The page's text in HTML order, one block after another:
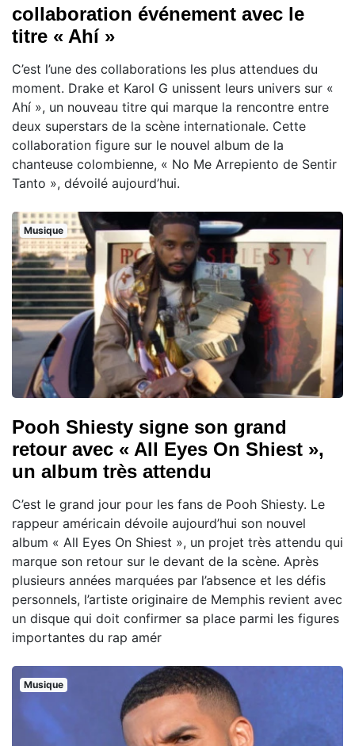
collaboration événement avec le
titre « Ahí »
C’est l’une des collaborations les plus attendues du
moment. Drake et Karol G unissent leurs univers sur «
Ahí », un nouveau titre qui marque la rencontre entre
deux superstars de la scène internationale. Cette
collaboration figure sur le nouvel album de la
chanteuse colombienne, « No Me Arrepiento de Sentir
Tanto », dévoilé aujourd’hui.
Musique
Pooh Shiesty signe son grand
retour avec « All Eyes On Shiest »,
un album très attendu
C’est le grand jour pour les fans de Pooh Shiesty. Le
rappeur américain dévoile aujourd’hui son nouvel
album « All Eyes On Shiest », un projet très attendu qui
marque son retour sur le devant de la scène. Après
plusieurs années marquées par l’absence et les défis
personnels, l’artiste originaire de Memphis revient avec
un disque qui doit confirmer sa place parmi les figures
importantes du rap amér
Musique